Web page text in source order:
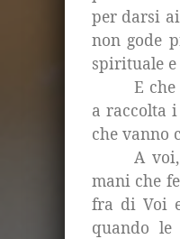
per darsi
non gode
spirituale
E
a raccolta
che vanno
A
mani che
fra di Voi
quando